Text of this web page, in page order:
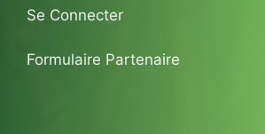
Se Connecter
Formulaire Partenaire